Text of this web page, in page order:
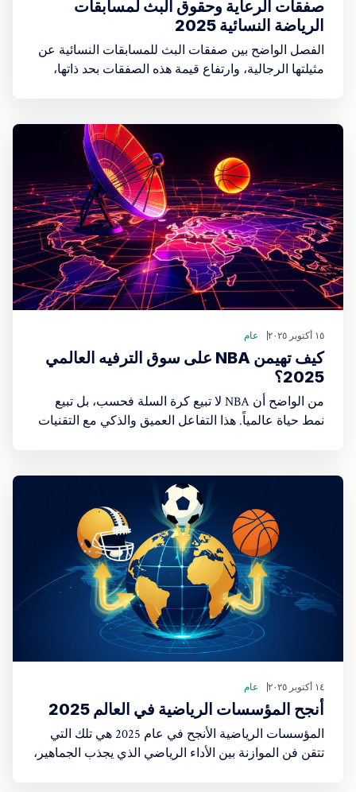
صفقات الرعاية وحقوق البث لمسابقات
الرياضة النسائية 2025
الفصل الواضح بين صفقات البث للمسابقات النسائية عن
مثيلتها الرجالية، وارتفاع قيمة هذه الصفقات بحد ذاتها،
١٥ أكتوبر ٢٠٢٥ عام
كيف تهيمن NBA على سوق الترفيه العالمي
2025؟
من الواضح أن NBA لا تبيع كرة السلة فحسب، بل تبيع
نمط حياة عالمياً. هذا التفاعل العميق والذكي مع التقنيات
١٤ أكتوبر ٢٠٢٥ عام
أنجح المؤسسات الرياضية في العالم 2025
المؤسسات الرياضية الأنجح في عام 2025 هي تلك التي
تتقن فن الموازنة بين الأداء الرياضي الذي يجذب الجماهير،